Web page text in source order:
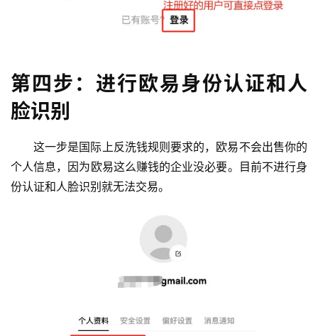
第四步：进行欧易身份认证和人
脸识别
这一步是国际上反洗钱规则要求的，欧易不会出售你的
个人信息，因为欧易这么赚钱的企业没必要。目前不进行身
份认证和人脸识别就无法交易。